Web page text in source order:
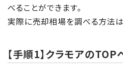
べることができます。
実際に売却相場を調べる方法は
【手順1】クラモアのTOP